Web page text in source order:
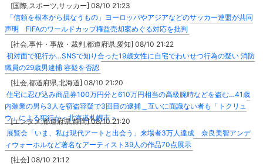
[国際,スポーツ,サッカー] 08/10 21:23
「信頼を根本から損なうもの」ヨーロッパやアジアなどのサッカー連盟が共同
声明 FIFAのワールドカップ権益売却案めぐる対応を批判
[社会,事件・事故・裁判,都道府県,愛知] 08/10 21:22
初対面で犯行か…SNSで知り合った19歳女性に自宅でわいせつ行為の疑い 消防
職員の29歳男逮捕 容疑を否認
[社会,都道府県,北海道] 08/10 21:20
住宅に忍び込み商品券100万円分と610万円相当の高級腕時などを盗む…41歳
内装業の男ら3人を窃盗容疑で3回目の逮捕＿互いに面識ない者も「トクリュ
ウ」による犯行か＜北海道札幌市＞
[エンタメ,都道府県,静岡] 08/10 21:20
展覧会「いま、私は現代アートと出会う」来場者3万人達成 奈良美智アンデ
ィウォーホルなど著名なアーティスト39人の作品70点展示
[社会] 08/10 21:12